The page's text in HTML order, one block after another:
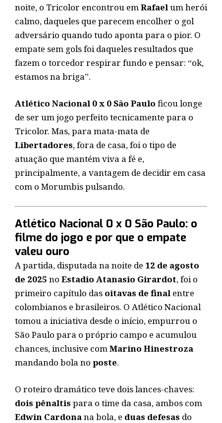
noite, o Tricolor encontrou emRafaelum herói
calmo, daqueles que parecem encolher o gol
adversário quando tudo aponta para o pior. O
empate sem gols foi daqueles resultados que
fazem o torcedor respirar fundo e pensar: “ok,
estamos na briga”.
Atlético Nacional 0 x 0 São Paulo ficou longe
de ser um jogo perfeito tecnicamente para o
Tricolor. Mas, para mata-mata de
Libertadores, fora de casa, foi o tipo de
atuação que mantém viva a fé e,
principalmente, a vantagem de decidir em casa
com o Morumbis pulsando.
Atlético Nacional 0 x 0 São Paulo: o
filme do jogo e por que o empate
valeu ouro
A partida, disputada na noite de 12 de agosto
de 2025 no Estadio Atanasio Girardot, foi o
primeiro capítulo das oitavas de final entre
colombianos e brasileiros. O Atlético Nacional
tomou a iniciativa desde o início, empurrou o
São Paulo para o próprio campo e acumulou
chances, inclusive comMarino Hinestroza
mandando bola no poste.
O roteiro dramático teve dois lances-chaves:
dois pênaltis para o time da casa, ambos com
Edwin Cardona na bola, e duas defesas do